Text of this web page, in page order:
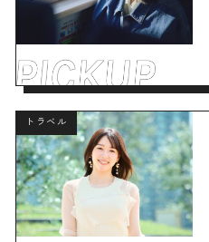
トラベル